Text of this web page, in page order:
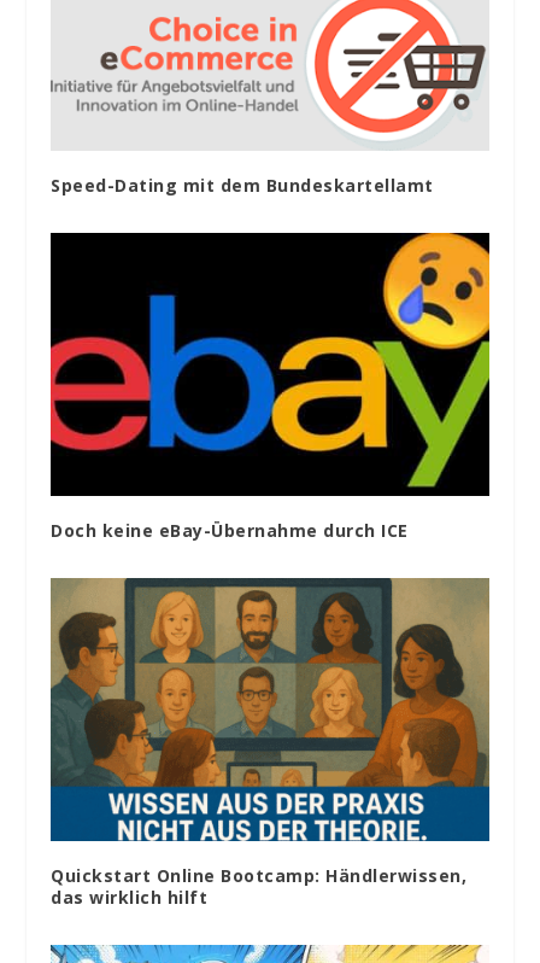
Speed-Dating mit dem Bundeskartellamt
Doch keine eBay-Übernahme durch ICE
Quickstart Online Bootcamp: Händlerwissen,
das wirklich hilft